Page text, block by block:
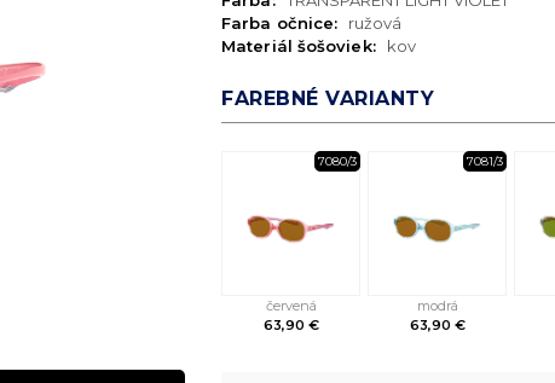
Farba očnice:
ružová
Materiál šošoviek:
kov
FAREBNÉ VARIANTY
7080/3
červená
63,90 €
7081/3
modrá
63,90 €